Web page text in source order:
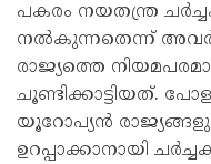
പകരം നയതന്ത്ര
നൽകുന്നതെന്ന് അവർ
രാജ്യത്തെ
ചൂണ്ടിക്കാട്ടിയത്.
യൂറോപ്യൻ
ഉറപ്പാക്കാനായി